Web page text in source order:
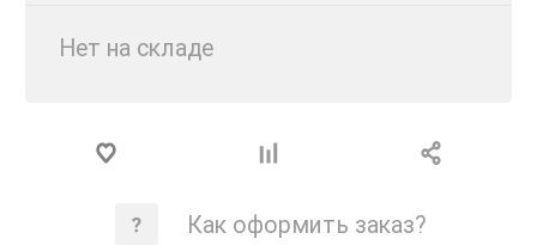
Нет на складе
Как оформить заказ?